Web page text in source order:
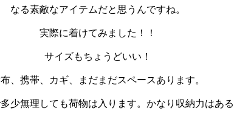
なる素敵なアイテムだと思うんですね。
実際に着けてみました！！
サイズもちょうどいい！
、携帯、カギ、まだまだスペースあります。
少無理しても荷物は入ります。かなり収納力はあ